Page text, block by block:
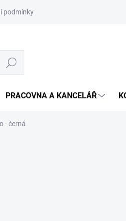
podmínky Podmínky ochrany
Hledat
PRACOVNA A KANCELÁŘ
- černá